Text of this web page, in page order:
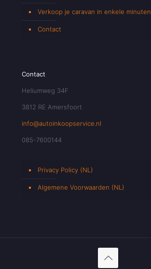
Verkoop je caravan in enkele minuten
Contact
Contact
Heliumweg 34F
3812 RE Amersfoort
info@autoinkoopservice.nl
085-7600144
Privacy Policy (NL)
Algemene Voorwaarden (NL)